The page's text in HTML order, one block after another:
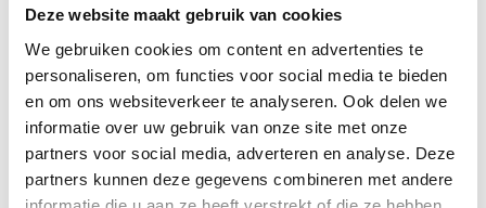
Deze website maakt gebruik van cookies
We gebruiken cookies om content en advertenties te
personaliseren, om functies voor social media te bieden
en om ons websiteverkeer te analyseren. Ook delen we
informatie over uw gebruik van onze site met onze
partners voor social media, adverteren en analyse. Deze
partners kunnen deze gegevens combineren met andere
informatie die u aan ze heeft verstrekt of die ze hebben
onderzijde van de poten zijn ook dicht gemaakt met een stalen plaatje
zodat u er eventueel vilt onder kunt plakken. Deze speciale aktie is
Gebassert op 80x80 mm koker profielen.
De poten zijn geschikt voor tafelbladen van 86 cm breed tot 140 cm
breed.
De poten hebben een standaard hoogte van 72 cm en zijn plus minus
80 cm Breed.
De poot uit de aktie is zwart gepoedercoat.